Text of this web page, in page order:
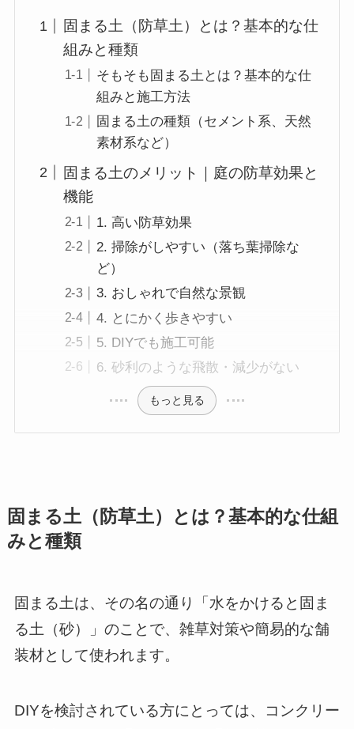
固まる土（防草土）とは？基本的な仕
組みと種類
そもそも固まる土とは？基本的な仕
組みと施工方法
固まる土の種類（セメント系、天然
素材系など）
固まる土のメリット｜庭の防草効果と
機能
1. 高い防草効果
2. 掃除がしやすい（落ち葉掃除な
ど）
3. おしゃれで自然な景観
4. とにかく歩きやすい
5. DIYでも施工可能
6. 砂利のような飛散・減少がない
もっと見る
固まる土（防草土）とは？基本的な仕組
みと種類
固まる土は、その名の通り「水をかけると固ま
る土（砂）」のことで、雑草対策や簡易的な舗
装材として使われます。
DIYを検討されている方にとっては、コンクリー